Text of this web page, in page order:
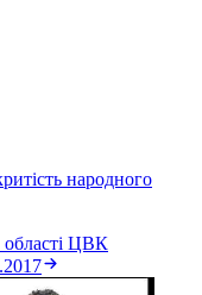
народного
області ЦВК